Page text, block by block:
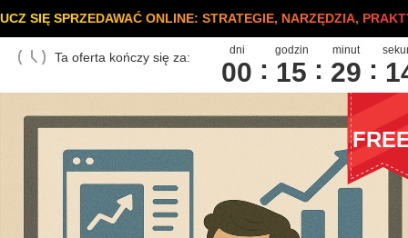
UCZ SIĘ SPRZEDAWAĆ ONLINE: STRATEGIE, NARZĘDZIA,
Ta oferta kończy się za: dni
00
godzin
15
minut
29 1